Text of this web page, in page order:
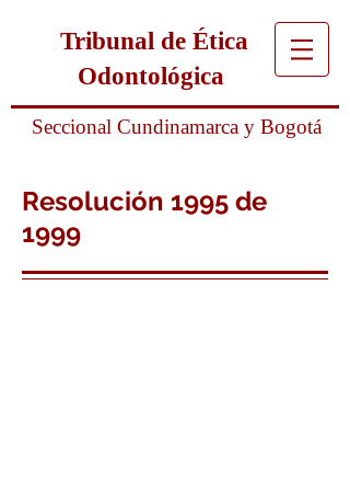
Tribunal de Ética
Odontológica
Seccional Cundinamarca y Bogotá
Resolución 1995 de
1999